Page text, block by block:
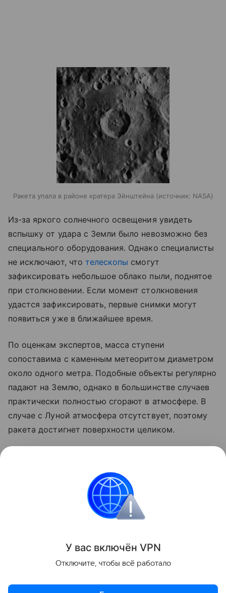
Ракета упала в районе кратера Эйнштейна источник: NASA
Из-за яркого солнечного освещения увидеть
вспышку от удара с Земли было невозможно без
специального оборудования. Однако специалисты
не исключают, что телескопы смогут
зафиксировать небольшое облако пыли, поднятое
при столкновении. Если момент столкновения
удастся зафиксировать, первые снимки могут
появиться уже в ближайшее время.
По оценкам экспертов, масса ступени
сопоставима с каменным метеоритом диаметром
около одного метра. Подобные объекты регулярно
падают на Землю, однако в большинстве случаев
практически полностью сгорают в атмосфере. В
случае с Луной атмосфера отсутствует, поэтому
ракета достигнет поверхности целиком.
об атмосфере древней Земли.
Луна российские ученые
Поделиться
У вас включён VPN
Отключите, чтобы всё работало